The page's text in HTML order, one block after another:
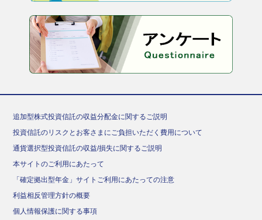
追加型株式投資信託の収益分配金に関するご説明
投資信託のリスクとお客さまにご負担いただく費用について
通貨選択型投資信託の収益/損失に関するご説明
本サイトのご利用にあたって
「確定拠出型年金」サイトご利用にあたっての注意
利益相反管理方針の概要
個人情報保護に関する事項